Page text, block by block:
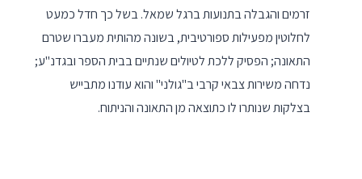
זרמים והגבלה בתנועות ברגל שמאל. בשל כך חדל כמעט
לחלוטין מפעילות ספורטיבית, בשונה מהותית מעברו שטרם
התאונה; הפסיק ללכת לטיולים שנתיים בבית הספר ובגדנ"ע;
נדחה משירות צבאי קרבי ב"גולני" והוא עודנו מתבייש
בצלקות שנותרו לו כתוצאה מן התאונה והניתוח.